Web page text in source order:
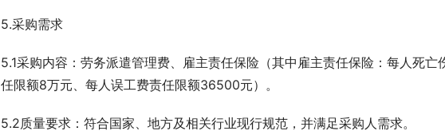
5.采购需求
5.1采购内容：劳务派遣管理费、雇主责任保险（其中雇主责任保险：每人死
任限额8万元、每人误工费责任限额36500元）。
5.2质量要求：符合国家、地方及相关行业现行规范，并满足采购人需求。